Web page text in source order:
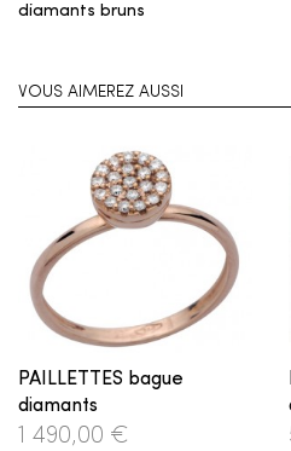
diamants bruns
VOUS AIMEREZ AUSSI
PAILLETTES bague
diamants
1 490,00 €